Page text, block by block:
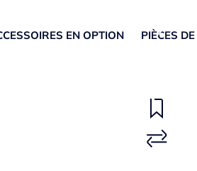
EN OPTION PIÈCES